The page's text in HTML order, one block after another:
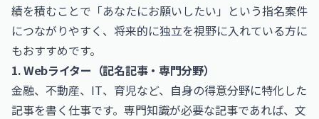
績を積むことで「あなたにお願いしたい」という指名案件
につながりやすく、将来的に独立を視野に入れている方に
もおすすめです。
1. Webライター（記名記事・専門分野）
金融、不動産、IT、育児など、自身の得意分野に特化した
記事を書く仕事です。専門知識が必要な記事であれば、文